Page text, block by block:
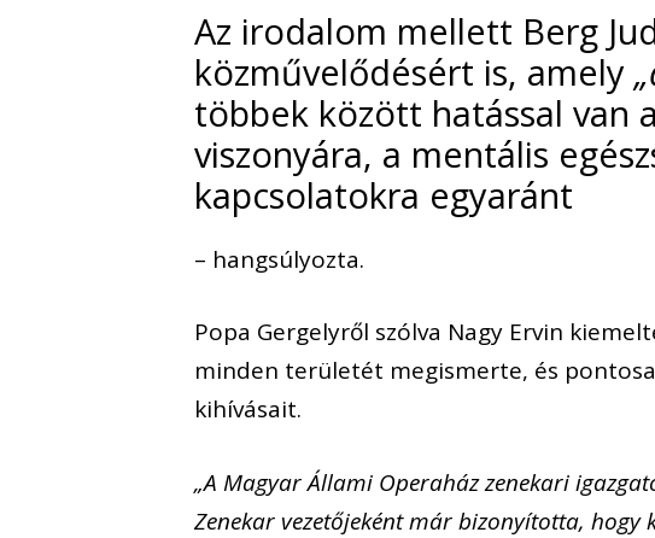
Az irodalom mellett Berg
közművelődésért is, amely
többek között hatással van
viszonyára, a mentális
kapcsolatokra egyaránt
– hangsúlyozta.
Popa Gergelyről szólva Nagy Ervin
minden területét megismerte, és
kihívásait.
„A Magyar Állami Operaház zenekari
Zenekar vezetőjeként már bizonyította, hogy